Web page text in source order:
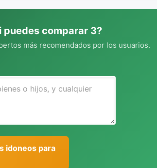
puedes comparar 3?
más recomendados por los usuarios.
idoneos para